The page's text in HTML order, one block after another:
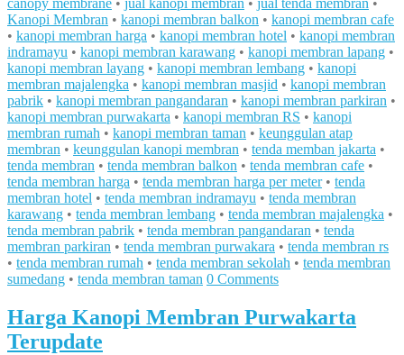
canopy membrane • jual kanopi membran • jual tenda membran •
Kanopi Membran • kanopi membran balkon • kanopi membran cafe
• kanopi membran harga • kanopi membran hotel • kanopi membran
indramayu • kanopi membran karawang • kanopi membran lapang •
kanopi membran layang • kanopi membran lembang • kanopi
membran majalengka • kanopi membran masjid • kanopi membran
pabrik • kanopi membran pangandaran • kanopi membran parkiran •
kanopi membran purwakarta • kanopi membran RS • kanopi
membran rumah • kanopi membran taman • keunggulan atap
membran • keunggulan kanopi membran • tenda memban jakarta •
tenda membran • tenda membran balkon • tenda membran cafe •
tenda membran harga • tenda membran harga per meter• tenda
membran hotel • tenda membran indramayu • tenda membran
karawang • tenda membran lembang • tenda membran majalengka •
tenda membran pabrik • tenda membran pangandaran • tenda
membran parkiran • tenda membran purwakara • tenda membran rs
• tenda membran rumah • tenda membran sekolah • tenda membran
sumedang • tenda membran taman 0 Comments
Harga Kanopi Membran Purwakarta
Terupdate